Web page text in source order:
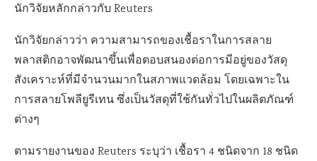
นักวิจัยหลักกล่าวกับ Reuters
นักวิจัยกล่าวว่า ความสามารถของเชื้อราในการสลาย
พลาสติกอาจพัฒนาขึ้นเพื่อตอบสนองต่อการมีอยู่ของวัสดุ
สังเคราะห์ที่มีจำนวนมากในสภาพแวดล้อม โดยเฉพาะใน
การสลายโพลียูรีเทน ซึ่งเป็นวัสดุที่ใช้กันทั่วไปในผลิตภัณฑ์
ต่างๆ
ตามรายงานของ Reuters ระบุว่า เชื้อรา 4 ชนิดจาก 18 ชนิด